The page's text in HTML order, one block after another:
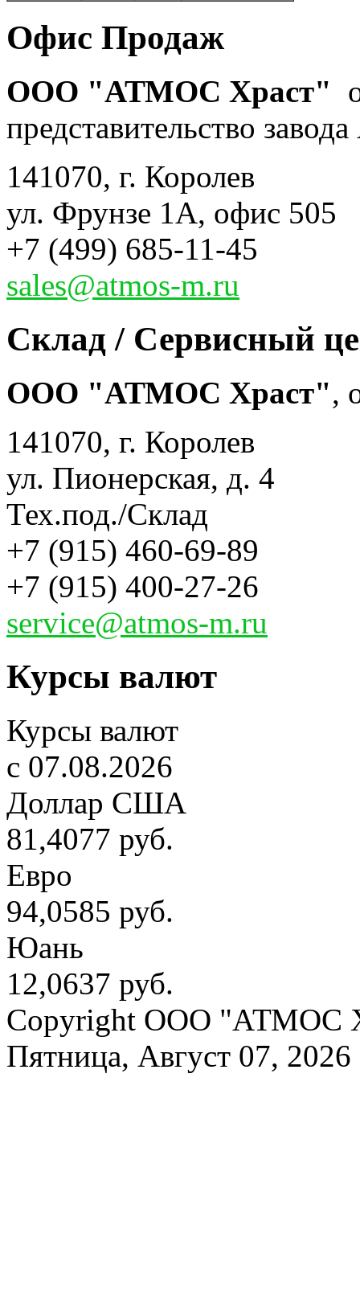
Офис Продаж
ООО "АТМОС Храст"
представительство
141070, г. Королев
ул. Фрунзе 1А, офис 505
+7 (499) 685-11-45
sales@atmos-m.ru
Склад / Сервисный
ООО "АТМОС Храст",
141070, г. Королев
ул. Пионерская, д. 4
Тех.под./Склад
+7 (915) 460-69-89
+7 (915) 400-27-26
service@atmos-m.ru
Курсы валют
Курсы валют
c 07.08.2026
Доллар США
81,4077 руб.
Евро
94,0585 руб.
Юань
12,0637 руб.
Copyright OOO "АТМОС
Пятница, Август 07, 2026